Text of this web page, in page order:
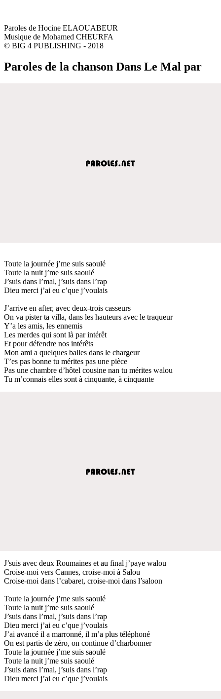
Paroles de Hocine ELAOUABEUR
Musique de Mohamed CHEURFA
© BIG 4 PUBLISHING - 2018
Paroles de la chanson Dans Le Mal par
Toute la journée j’me suis saoulé
Toute la nuit j’me suis saoulé
J’suis dans l’mal, j’suis dans l’rap
Dieu merci j’ai eu c’que j’voulais
J’arrive en after, avec deux-trois casseurs
On va pister ta villa, dans les hauteurs avec le traqueur
Y’a les amis, les ennemis
Les merdes qui sont là par intérêt
Et pour défendre nos intérêts
Mon ami a quelques balles dans le chargeur
T’es pas bonne tu mérites pas une pièce
Pas une chambre d’hôtel cousine nan tu mérites walou
Tu m’connais elles sont à cinquante, à cinquante
J’suis avec deux Roumaines et au final j’paye walou
Croise-moi vers Cannes, croise-moi à Salou
Croise-moi dans l’cabaret, croise-moi dans l’saloon
Toute la journée j’me suis saoulé
Toute la nuit j’me suis saoulé
J’suis dans l’mal, j’suis dans l’rap
Dieu merci j’ai eu c’que j’voulais
J’ai avancé il a marronné, il m’a plus téléphoné
On est partis de zéro, on continue d’charbonner
Toute la journée j’me suis saoulé
Toute la nuit j’me suis saoulé
J’suis dans l’mal, j’suis dans l’rap
Dieu merci j’ai eu c’que j’voulais